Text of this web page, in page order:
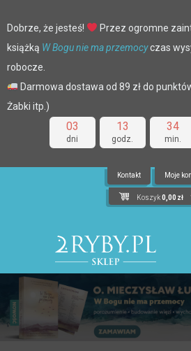
03
dni
13
godz.
34
min.
Dobrze, że jesteś!
Przez ogromne
książką W Bogu nie ma przemocyczas
robocze.
Darmowa dostawa od 89 zł do
Żabki itp.)
Kontakt Moje
Koszyk 0,00 zł